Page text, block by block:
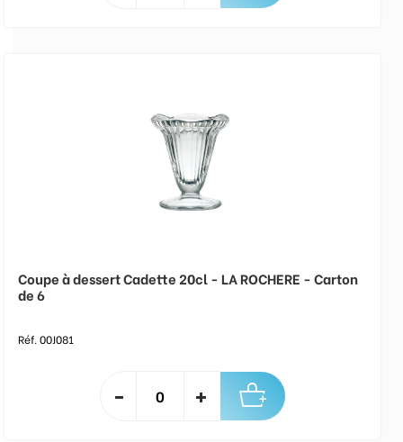
Coupe à dessert Cadette 20cl - LA ROCHERE - Carton
de 6
Réf. 00J081